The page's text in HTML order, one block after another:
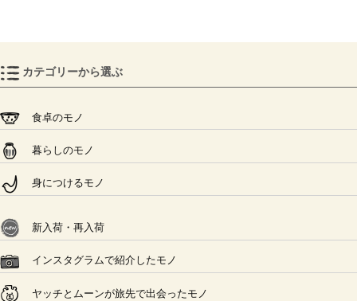
カテゴリーから選ぶ
食卓のモノ
暮らしのモノ
身につけるモノ
新入荷・再入荷
インスタグラムで紹介したモノ
ヤッチとムーンが旅先で出会ったモノ